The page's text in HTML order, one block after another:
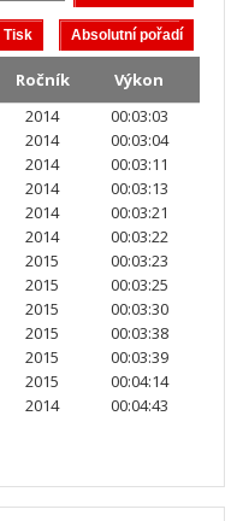
Ročník
Výkon
2014
00:03:03
2014
00:03:04
2014
00:03:11
2014
00:03:13
2014
00:03:21
2014
00:03:22
2015
00:03:23
2015
00:03:25
2015
00:03:30
2015
00:03:38
2015
00:03:39
2015
00:04:14
2014 00:04:43